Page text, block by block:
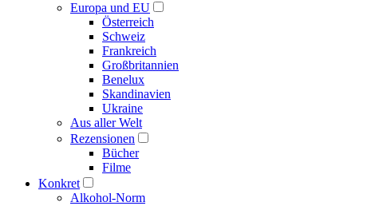
Europa und EU
Österreich
Schweiz
Frankreich
Großbritannien
Benelux
Skandinavien
Ukraine
Aus aller Welt
Rezensionen
Bücher
Filme
Konkret
Alkohol-Norm